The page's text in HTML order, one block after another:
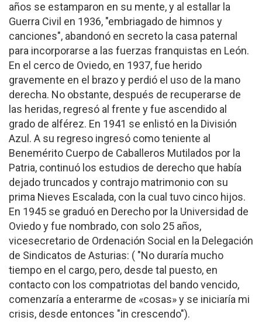
años se estamparon en su mente, y al estallar la
Guerra Civil en 1936, "embriagado de himnos y
canciones", abandonó en secreto la casa paternal
para incorporarse a las fuerzas franquistas en León.
En el cerco de Oviedo, en 1937, fue herido
gravemente en el brazo y perdió el uso de la mano
derecha. No obstante, después de recuperarse de
las heridas, regresó al frente y fue ascendido al
grado de alférez. En 1941 se enlistó en la División
Azul. A su regreso ingresó como teniente al
Benemérito Cuerpo de Caballeros Mutilados por la
Patria, continuó los estudios de derecho que había
dejado truncados y contrajo matrimonio con su
prima Nieves Escalada, con la cual tuvo cinco hijos.
En 1945 se graduó en Derecho por la Universidad de
Oviedo y fue nombrado, con solo 25 años,
vicesecretario de Ordenación Social en la Delegación
de Sindicatos de Asturias: ( "No duraría mucho
tiempo en el cargo, pero, desde tal puesto, en
contacto con los compatriotas del bando vencido,
comenzaría a enterarme de «cosas» y se iniciaría mi
crisis, desde entonces "in crescendo").